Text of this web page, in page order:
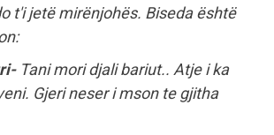
t'i jetë mirënjohës. Biseda është
Tani mori djali bariut.. Atje i ka
Gjeri neser i mson te gjitha